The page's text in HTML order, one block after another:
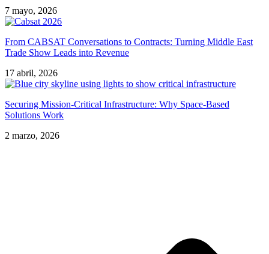
7 mayo, 2026
From CABSAT Conversations to Contracts: Turning Middle East
Trade Show Leads into Revenue
17 abril, 2026
Securing Mission-Critical Infrastructure: Why Space-Based
Solutions Work
2 marzo, 2026